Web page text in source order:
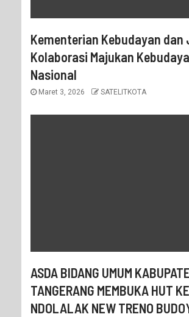
Kementerian Kebudayan dan
Kolaborasi Majukan
Nasional
Maret 3, 2026 SATELITKOTA
ASDA BIDANG UMUM
TANGERANG MEMBUKA HUT
NDOLALAK NEW TRENO